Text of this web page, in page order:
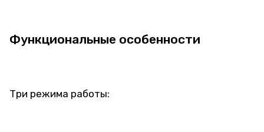
Функциональные особенности
Три режима работы: